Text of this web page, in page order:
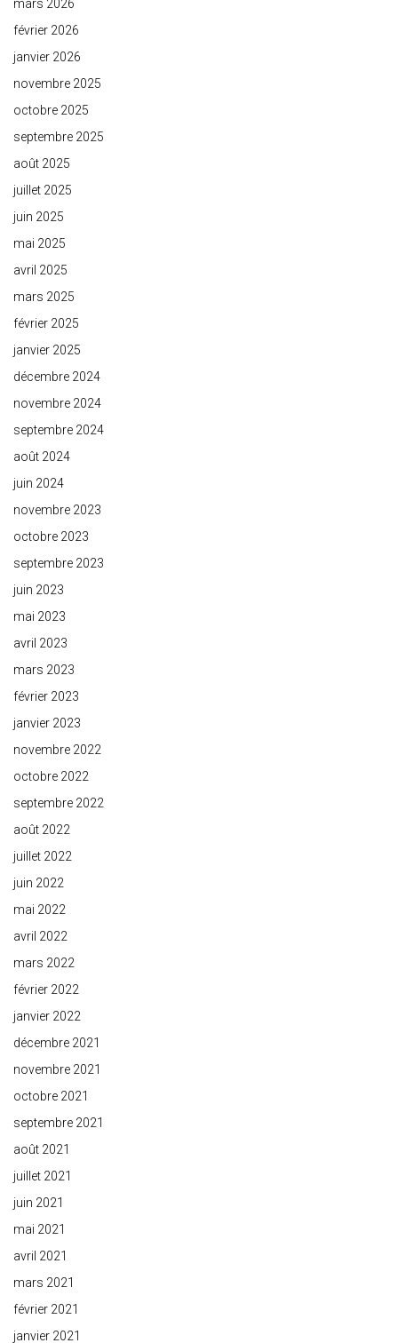
mars 2026
février 2026
janvier 2026
novembre 2025
octobre 2025
septembre 2025
août 2025
juillet 2025
juin 2025
mai 2025
avril 2025
mars 2025
février 2025
janvier 2025
décembre 2024
novembre 2024
septembre 2024
août 2024
juin 2024
novembre 2023
octobre 2023
septembre 2023
juin 2023
mai 2023
avril 2023
mars 2023
février 2023
janvier 2023
novembre 2022
octobre 2022
septembre 2022
août 2022
juillet 2022
juin 2022
mai 2022
avril 2022
mars 2022
février 2022
janvier 2022
décembre 2021
novembre 2021
octobre 2021
septembre 2021
août 2021
juillet 2021
juin 2021
mai 2021
avril 2021
mars 2021
février 2021
janvier 2021